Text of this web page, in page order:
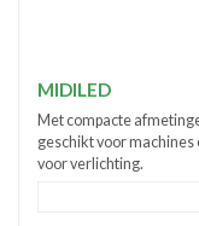
MIDILED
Met compacte
geschikt voor
voor verlichting.